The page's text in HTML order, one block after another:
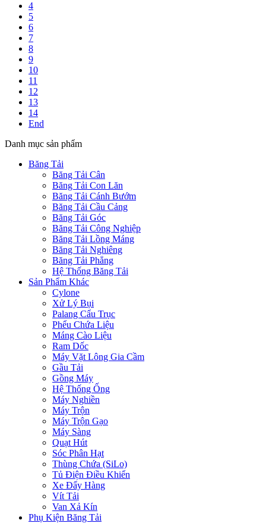
4
5
6
7
8
9
10
11
12
13
14
End
Danh mục sản phẩm
Băng Tải
Băng Tải Cân
Băng Tải Con Lăn
Băng Tải Cánh Bướm
Băng Tải Cầu Cảng
Băng Tải Góc
Băng Tải Công Nghiệp
Băng Tải Lồng Máng
Băng Tải Nghiêng
Băng Tải Phẳng
Hệ Thống Băng Tải
Sản Phẩm Khác
Cylone
Xử Lý Bụi
Palang Cẩu Trục
Phểu Chứa Liệu
Máng Cào Liệu
Ram Dốc
Máy Vặt Lông Gia Cầm
Gầu Tải
Gồng Máy
Hệ Thống Ống
Máy Nghiền
Máy Trộn
Máy Trộn Gạo
Máy Sàng
Quạt Hút
Sóc Phân Hạt
Thùng Chứa (SiLo)
Tủ Điện Điều Khiển
Xe Đẩy Hàng
Vít Tải
Van Xả Kín
Phụ Kiện Băng Tải